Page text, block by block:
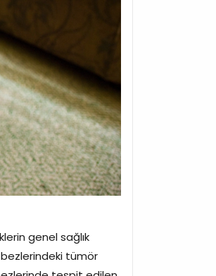
genel sağlık
tümör